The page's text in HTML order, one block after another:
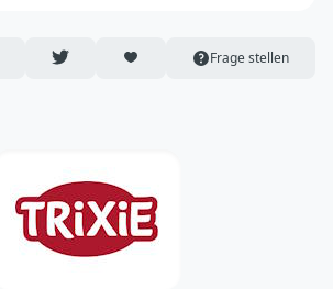
TEILEN
WHATSAPP TEILEN
AUF TWITTER TEILENARTIKEL AUF DIE MERKLISTE
Frage stellen